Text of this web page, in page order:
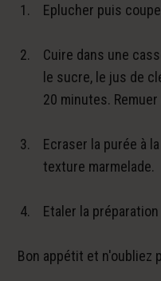
Eplucher puis
Cuire dans une
le sucre, le jus de
20 minutes.
Ecraser la purée à
texture marmelade.
Etaler la
Bon appétit et n'oubliez